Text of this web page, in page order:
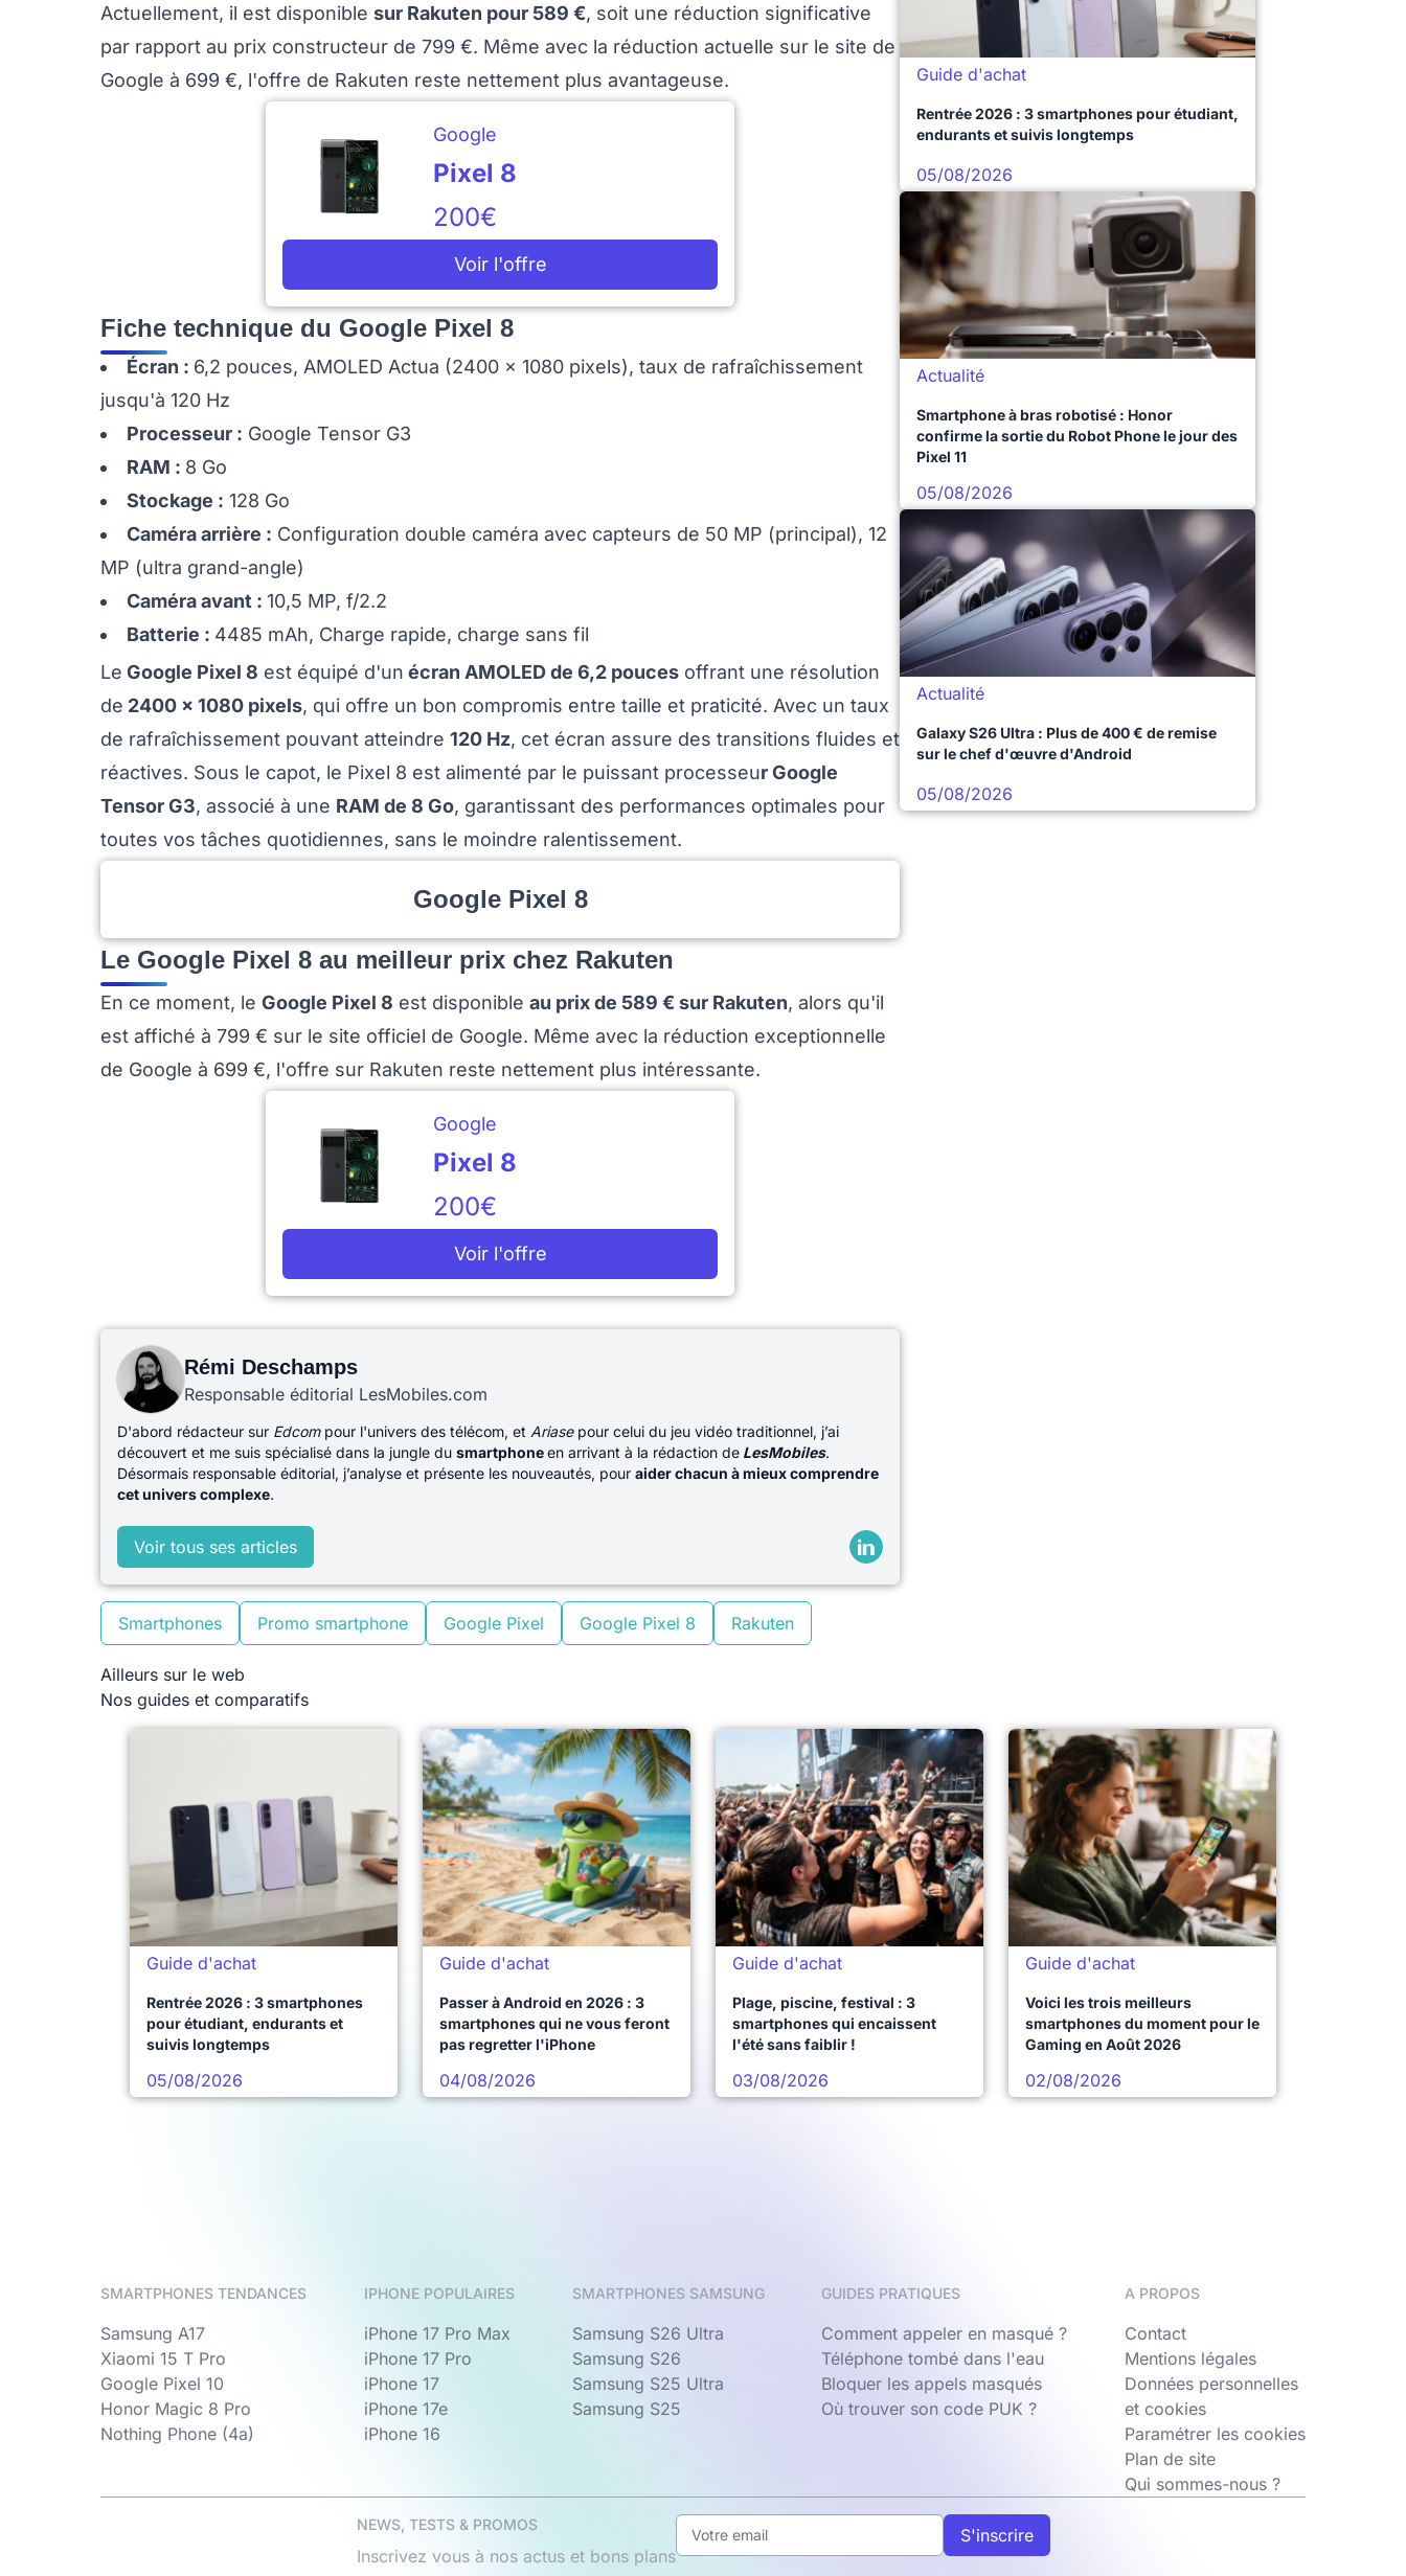
Actuellement, il est disponible sur Rakuten pour 589 €, soit une réduction significative
par rapport au prix constructeur de 799 €. Même avec la réduction actuelle sur le site de
Google à 699 €, l'offre de Rakuten reste nettement plus avantageuse.
Google
Pixel 8
200€
Voir l'offre
Fiche technique du Google Pixel 8
Écran : 6,2 pouces, AMOLED Actua (2400 x 1080 pixels), taux de rafraîchissement
jusqu'à 120 Hz
Processeur : Google Tensor G3
RAM : 8 Go
Stockage : 128 Go
Caméra arrière : Configuration double caméra avec capteurs de 50 MP (principal), 12
MP (ultra grand-angle)
Caméra avant : 10,5 MP, f/2.2
Batterie : 4485 mAh, Charge rapide, charge sans fil
Le Google Pixel 8 est équipé d'un écran AMOLED de 6,2 pouces offrant une résolution
de 2400 x 1080 pixels, qui offre un bon compromis entre taille et praticité. Avec un taux
de rafraîchissement pouvant atteindre 120 Hz, cet écran assure des transitions fluides et
réactives. Sous le capot, le Pixel 8 est alimenté par le puissant processeur Google
Tensor G3, associé à une RAM de 8 Go, garantissant des performances optimales pour
toutes vos tâches quotidiennes, sans le moindre ralentissement.
Google Pixel 8
Le Google Pixel 8 au meilleur prix chez Rakuten
En ce moment, le Google Pixel 8 est disponible au prix de 589 € sur Rakuten, alors qu'il
est affiché à 799 € sur le site officiel de Google. Même avec la réduction exceptionnelle
de Google à 699 €, l'offre sur Rakuten reste nettement plus intéressante.
Google
Pixel 8
200€
Voir l'offre
Rémi Deschamps
Responsable éditorial LesMobiles.com
D'abord rédacteur sur Edcom pour l'univers des télécom, et Ariase pour celui du jeu vidéo traditionnel, j’ai
découvert et me suis spécialisé dans la jungle du smartphoneen arrivant à la rédaction de LesMobiles.
Désormais responsable éditorial, j’analyse et présente les nouveautés, pour aider chacun à mieux comprendre
cet univers complexe.
Voir tous ses articles
Smartphones Promo smartphone Google Pixel Google Pixel 8 Rakuten
Ailleurs sur le web
Guide d'achat
Rentrée 2026 : 3 smartphones pour étudiant,
endurants et suivis longtemps
05/08/2026
Actualité
Smartphone à bras robotisé : Honor
confirme la sortie du Robot Phone le jour des
Pixel 11
05/08/2026
Actualité
Galaxy S26 Ultra : Plus de 400 € de remise
sur le chef d'œuvre d'Android
05/08/2026
Nos guides et comparatifs
Guide d'achat
Rentrée 2026 : 3 smartphones
pour étudiant, endurants et
suivis longtemps
05/08/2026
Guide d'achat
Passer à Android en 2026 : 3
smartphones qui ne vous feront
pas regretter l'iPhone
04/08/2026
Guide d'achat
Plage, piscine, festival : 3
smartphones qui encaissent
l'été sans faiblir !
03/08/2026
Guide d'achat
Voici les trois meilleurs
smartphones du moment pour le
Gaming en Août 2026
02/08/2026
SMARTPHONES TENDANCES
Samsung A17
Xiaomi 15 T Pro
Google Pixel 10
Honor Magic 8 Pro
Nothing Phone (4a)
IPHONE POPULAIRES
iPhone 17 Pro Max
iPhone 17 Pro
iPhone 17
iPhone 17e
iPhone 16
SMARTPHONES SAMSUNG
Samsung S26 Ultra
Samsung S26
Samsung S25 Ultra
Samsung S25
GUIDES PRATIQUES
Comment appeler en masqué ?
Téléphone tombé dans l'eau
Bloquer les appels masqués
Où trouver son code PUK ?
A PROPOS
Contact
Mentions légales
Données personnelles
et cookies
Paramétrer les cookies
Plan de site
Qui sommes-nous ?
NEWS, TESTS & PROMOS
Inscrivez vous à nos actus et bons plans
S'inscrire